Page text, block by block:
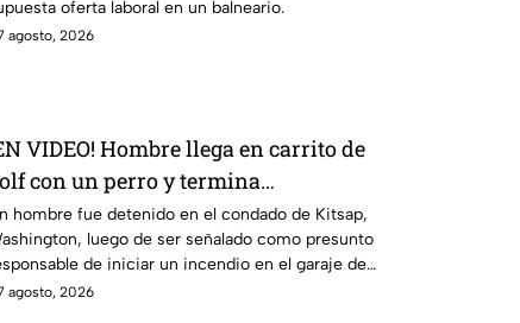
oferta laboral en un balneario.
agosto, 2026
VIDEO! Hombre llega en carrito de
con un perro y termina
inc3ndio en una casa
hombre fue detenido en el condado de Kitsap,
luego de ser señalado como presunto
de iniciar un incendio en el garaje de
vivienda.
agosto, 2026